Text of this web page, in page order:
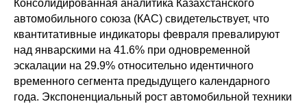
Консолидированная аналитика Казахстанского
автомобильного союза (КАС) свидетельствует, что
квантитативные индикаторы февраля превалируют
над январскими на 41.6% при одновременной
эскалации на 29.9% относительно идентичного
временного сегмента предыдущего календарного
года. Экспоненциальный рост автомобильной техники